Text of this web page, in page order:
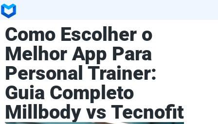
Como Escolher o
Melhor App Para
Personal Trainer:
Guia Completo
Millbody vs Tecnofit